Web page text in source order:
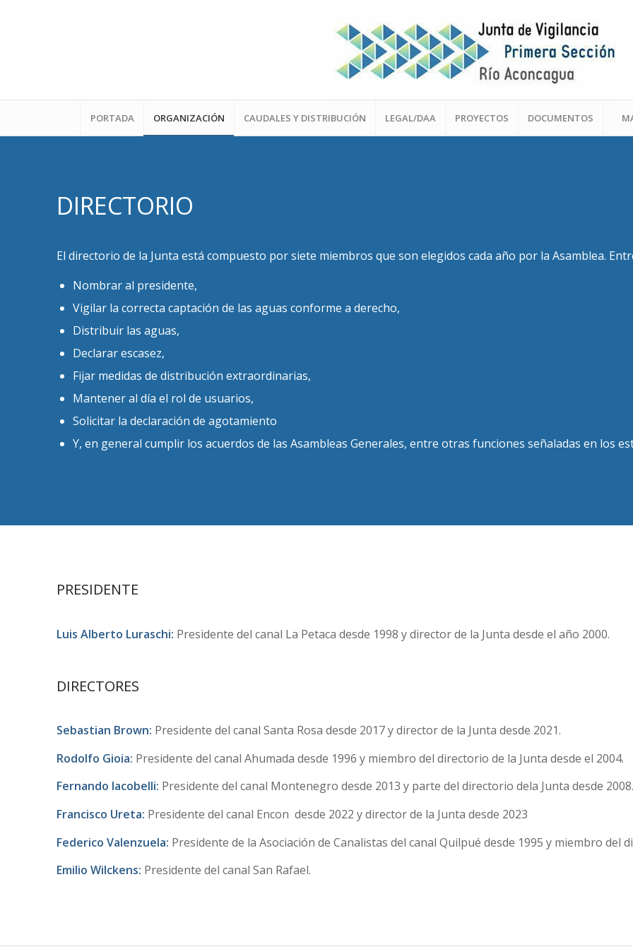
PORTADA ORGANIZACIÓN CAUDALES Y DISTRIBUCIÓN LEGAL/DAA PROYECTOS DOCUMENTOS
DIRECTORIO
El directorio de la Junta está compuesto por siete miembros que son elegidos cada año por la Asamblea.
Nombrar al presidente,
Vigilar la correcta captación de las aguas conforme a derecho,
Distribuir las aguas,
Declarar escasez,
Fijar medidas de distribución extraordinarias,
Mantener al día el rol de usuarios,
Solicitar la declaración de agotamiento
Y, en general cumplir los acuerdos de las Asambleas Generales, entre otras funciones señaladas en los
PRESIDENTE
Luis Alberto Luraschi: Presidente del canal La Petaca desde 1998 y director de la Junta desde el año 2000.
DIRECTORES
Sebastian Brown: Presidente del canal Santa Rosa desde 2017 y director de la Junta desde 2021.
Rodolfo Gioia: Presidente del canal Ahumada desde 1996 y miembro del directorio de la Junta desde el 2004.
Fernando Iacobelli: Presidente del canal Montenegro desde 2013 y parte del directorio dela Junta desde 2008.
Francisco Ureta: Presidente del canal Encon desde 2022 y director de la Junta desde 2023
Federico Valenzuela: Presidente de la Asociación de Canalistas del canal Quilpué desde 1995 y miembro del
Emilio Wilckens: Presidente del canal San Rafael.